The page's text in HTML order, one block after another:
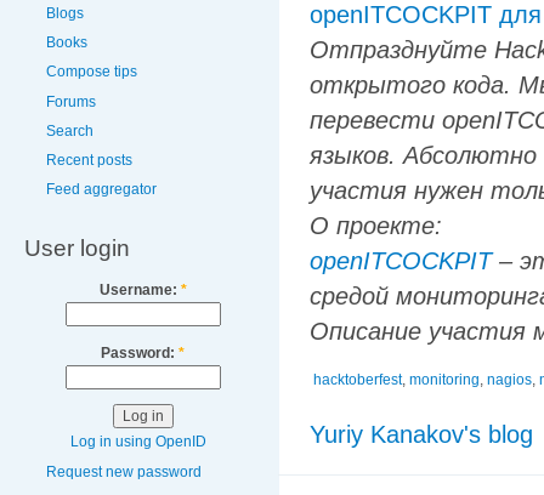
Blogs
Books
Compose tips
Forums
Search
Recent posts
Feed aggregator
User login
Username: *
Password: *
Log in using OpenID
Request new password
openITCOCKPIT
Отпразднуйте
открытого кода.
перевести
языков.
участия нужен
О проекте:
openITCOCKPIT–
средой
Описание
hacktoberfest, monitoring nagios
Yuriy Kanakov's blog